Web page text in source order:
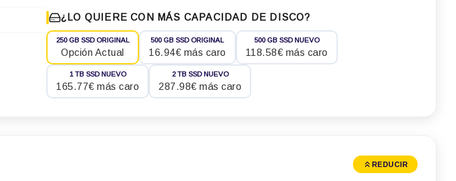
¿LO QUIERE CON MÁS CAPACIDAD DE DISCO?
250 GB SSD ORIGINAL
Opción Actual
500 GB SSD ORIGINAL
16.94€ más caro
500 GB SSD NUEVO
118.58€ más caro
1 TB SSD NUEVO
165.77€ más caro
2 TB SSD NUEVO
287.98€ más caro
REDUCIR